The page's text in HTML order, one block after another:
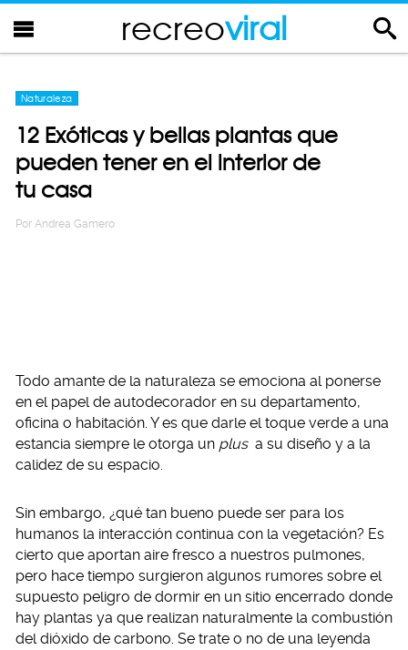
recreoviral
Naturaleza
12 Exóticas y bellas plantas que
pueden tener en el interior de
tu casa
Por Andrea Gamero
Todo amante de la naturaleza se emociona al ponerse
en el papel de autodecorador en su departamento,
oficina o habitación. Y es que darle el toque verde a una
estancia siempre le otorga un plus a su diseño y a la
calidez de su espacio.
Sin embargo, ¿qué tan bueno puede ser para los
humanos la interacción continua con la vegetación? Es
cierto que aportan aire fresco a nuestros pulmones,
pero hace tiempo surgieron algunos rumores sobre el
supuesto peligro de dormir en un sitio encerrado donde
hay plantas ya que realizan naturalmente la combustión
del dióxido de carbono. Se trate o no de una leyenda